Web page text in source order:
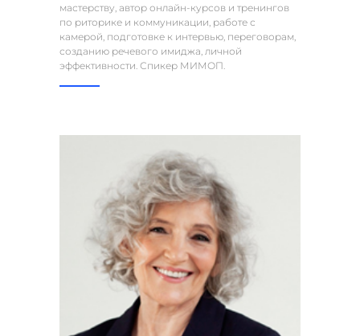
мастерству, автор онлайн-курсов и тренингов
по риторике и коммуникации, работе с
камерой, подготовке к интервью, переговорам,
созданию речевого имиджа, личной
эффективности. Спикер МИМОП.
ТОРГОВО-ПРОМЫШЛЕННАЯ ПАЛАТА
РОССИЙСКОЙ ФЕДЕРАЦИИ МЕЖДУНАРОДНЫЙ
ИНСТИТУТ МЕНЕДЖМЕНТА ОБЪЕДИНЕНИЙ
ПРЕДПРИНИМАТЕЛЕЙ
Каталог курсов
Дипломные работы (ВКР)
Новости